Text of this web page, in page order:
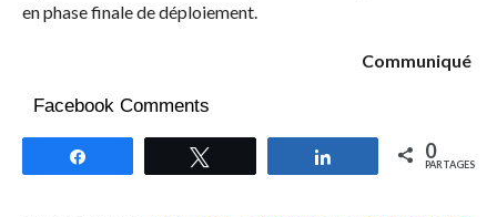
en phase finale de déploiement.
Communiqué
Facebook Comments
Partagez 0
PARTAGES